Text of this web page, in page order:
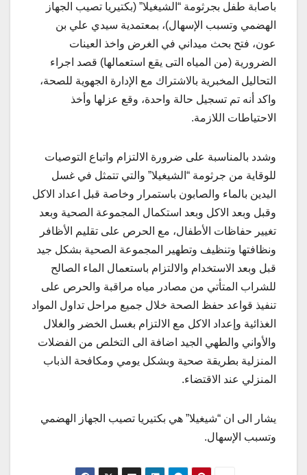
باصابة طفل بجرثومة “الشيغيلا” (بكتيريا تصيب الجهاز
الهضمي وتسبب الإسهال)، بمعتمدية سيدي علي بن
عون، فتح بحث ميداني في الغرض واخذ العينات
الضرورية (من المياه التى يقع استعمالها) قصد اجراء
التحاليل المخبرية بالاشتراك مع الإدارة الجهوية للصحة،
واكد أنه تم تسجيل حالة واحدة، وقع عزلها وأخذ
الاحتياطات اللازمة.
وشدد بالمناسبة على ضرورة الالتزام واتباع التوصيات
للوقاية من جرثومة “الشيغيلا” والتي تتمثل في غسل
اليدين بالماء والصابون باستمرار وخاصة قبل اعداد الاكل
وقبل وبعد الاكل وبعد استكمال المجموعة الصحية وبعد
تغيير حفاظات الأطفال، مع الحرص على تقليم الأظافر
ونظافتها وتنظيف وتطهير المجموعة الصحية بشكل جيد
قبل وبعد الاستخدام والالتزام باستعمال الماء الصالح
للشراب المتأتي من مصادر مياه مراقبة والحرص على
تنفيذ قواعد حفظ الصحة خلال جميع مراحل تداول المواد
الغذائية وإعداد الاكل مع الالتزام بغسل الخضر والغلال
والأواني والطهي الجيد اضافة الى التخلص من الفضلات
المنزلية بطريقة صحية وبشكل يومي ومكافحة الذباب
المنزلي عند الاقتضاء.
يشار الى ان “شيغيلا” هي بكتيريا تصيب الجهاز الهضمي
وتسبب الإسهال.